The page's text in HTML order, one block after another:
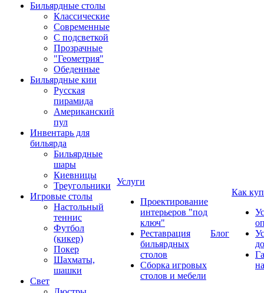
Бильярдные столы
Классические
Современные
С подсветкой
Прозрачные
"Геометрия"
Обеденные
Бильярдные кии
Русская
пирамида
Американский
пул
Инвентарь для
бильярда
Бильярдные
шары
Киевницы
Треугольники
Игровые столы
Настольный
теннис
Футбол
(кикер)
Покер
Шахматы,
шашки
Свет
Услуги
Проектирование
интерьеров "под
ключ"
Реставрация
бильярдных
столов
Сборка игровых
столов и мебели
Блог
Как